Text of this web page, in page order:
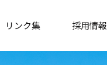
リンク集 採用情報